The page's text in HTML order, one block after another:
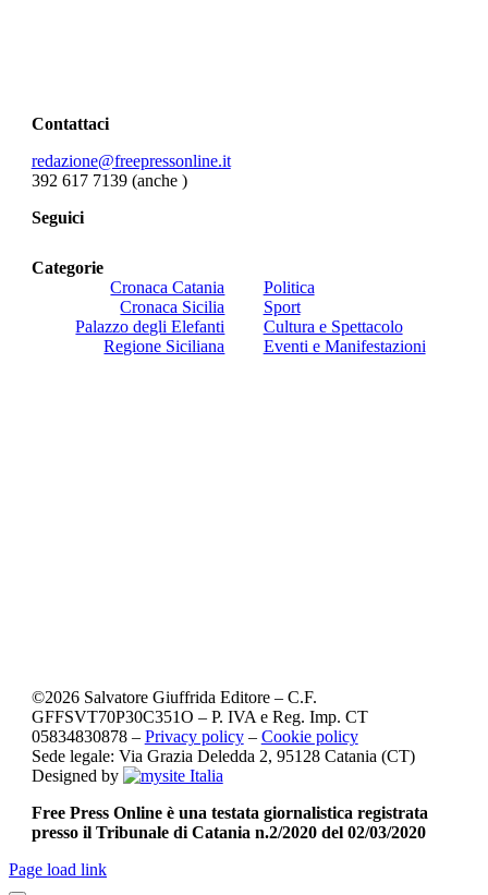
Contattaci
redazione@freepressonline.it
392 617 7139 (anche )
Seguici
Categorie
Cronaca Catania
Cronaca Sicilia
Palazzo degli Elefanti
Regione Siciliana
Politica
Sport
Cultura e Spettacolo
Eventi e Manifestazioni
©2026Salvatore Giuffrida Editore – C.F.
GFFSVT70P30C351O – P. IVA e Reg. Imp. CT
05834830878 – Privacy policy– Cookie policy
Sede legale: Via Grazia Deledda 2, 95128 Catania (CT)
Designed by
Free Press Online è una testata giornalistica registrata
presso il Tribunale di Catania n.2/2020 del 02/03/2020
Page load link